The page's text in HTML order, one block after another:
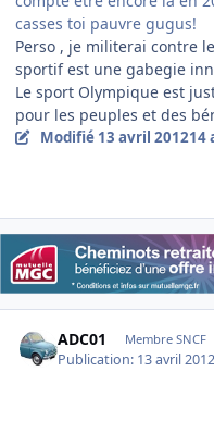
casses toi pauvre gugus!
Perso , je militerai contre
sportif est une gabegie
Le sport Olympique est
pour les peuples et des
Modifié 13 avril 201214
ADC01 Membre SNCF
Publication: 13 avril 2012